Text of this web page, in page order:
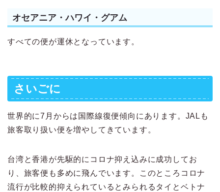
オセアニア・ハワイ・グアム
すべての便が運休となっています。
さいごに
世界的に7月からは国際線復便傾向にあります。JALも
旅客取り扱い便を増やしてきています。
台湾と香港が先駆的にコロナ抑え込みに成功してお
り、旅客便も多めに飛んでいます。このところコロナ
流行が比較的抑えられているとみられるタイとベトナ